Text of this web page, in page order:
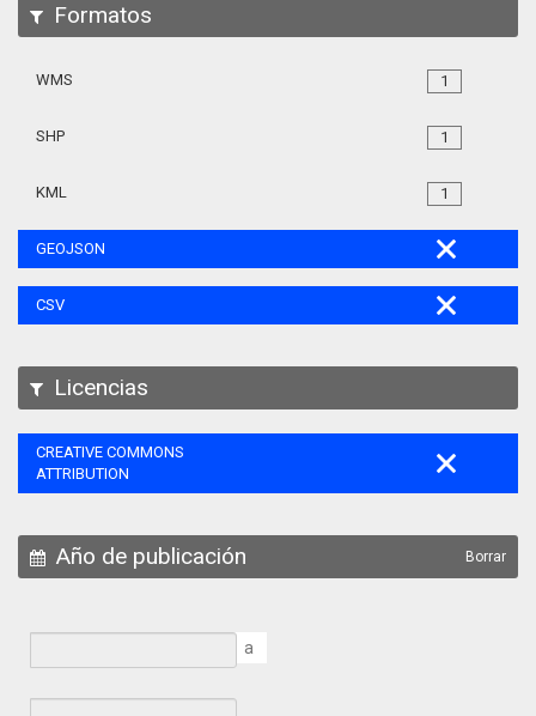
Formatos
1
WMS
1
SHP
1
KML
GEOJSON
CSV
Licencias
CREATIVE COMMONS
ATTRIBUTION
Año de publicación Borrar
a